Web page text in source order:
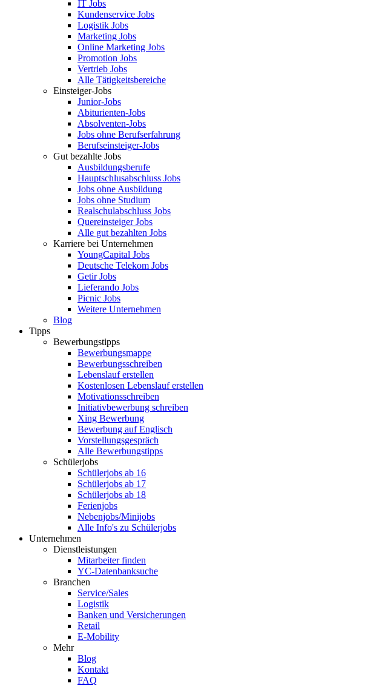
IT Jobs
Kundenservice Jobs
Logistik Jobs
Marketing Jobs
Online Marketing Jobs
Promotion Jobs
Vertrieb Jobs
Alle Tätigkeitsbereiche
Einsteiger-Jobs
Junior-Jobs
Abiturienten-Jobs
Absolventen-Jobs
Jobs ohne Berufserfahrung
Berufseinsteiger-Jobs
Gut bezahlte Jobs
Ausbildungsberufe
Hauptschlusabschluss Jobs
Jobs ohne Ausbildung
Jobs ohne Studium
Realschulabschluss Jobs
Quereinsteiger Jobs
Alle gut bezahlten Jobs
Karriere bei Unternehmen
YoungCapital Jobs
Deutsche Telekom Jobs
Getir Jobs
Lieferando Jobs
Picnic Jobs
Weitere Unternehmen
Blog
Tipps
Bewerbungstipps
Bewerbungsmappe
Bewerbungsschreiben
Lebenslauf erstellen
Kostenlosen Lebenslauf erstellen
Motivationsschreiben
Initiativbewerbung schreiben
Xing Bewerbung
Bewerbung auf Englisch
Vorstellungsgespräch
Alle Bewerbungstipps
Schülerjobs
Schülerjobs ab 16
Schülerjobs ab 17
Schülerjobs ab 18
Ferienjobs
Nebenjobs/Minijobs
Alle Info's zu Schülerjobs
Unternehmen
Dienstleistungen
Mitarbeiter finden
YC-Datenbanksuche
Branchen
Service/Sales
Logistik
Banken und Versicherungen
Retail
E-Mobility
Mehr
Blog
Kontakt
FAQ